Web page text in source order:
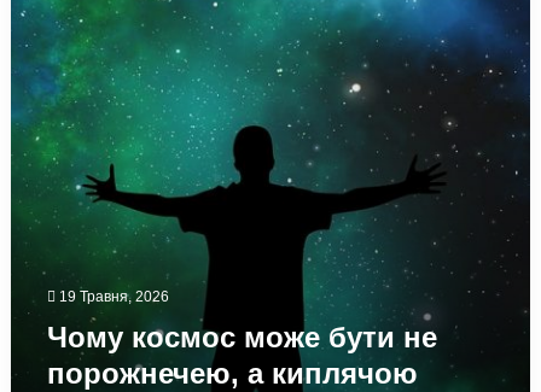
не
порожнечею,
а
киплячою
тканиною
енергії
19 Травня, 2026
Чому космос може бути не
порожнечею, а киплячою